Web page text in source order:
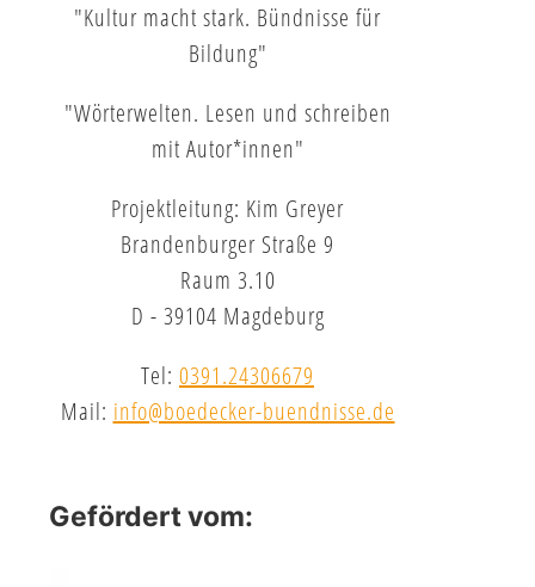
"Kultur macht stark. Bündnisse für
Bildung"
"Wörterwelten. Lesen und schreiben
mit Autor*innen"
Projektleitung: Kim Greyer
Brandenburger Straße 9
Raum 3.10
D - 39104 Magdeburg
Tel: 0391.24306679
Mail: info@boedecker-buendnisse.de
Gefördert vom: